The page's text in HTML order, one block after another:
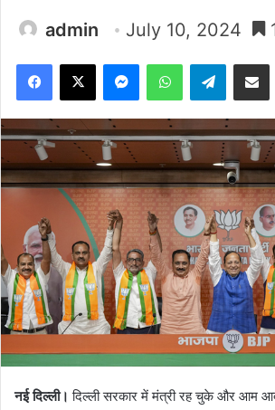
admin July 10, 2024
Facebook
X MessengerWhatsAppTelegram
नई दिल्ली। दिल्ली सरकार में मंत्री रह चुके और आम